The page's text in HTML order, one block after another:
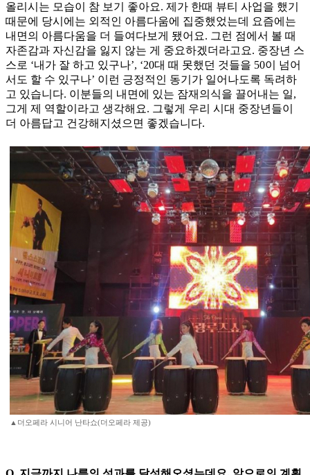
올리시는 모습이 참 보기 좋아요. 제가 한때 뷰티 사업을 했기
때문에 당시에는 외적인 아름다움에 집중했었는데 요즘에는
내면의 아름다움을 더 들여다보게 됐어요. 그런 점에서 볼 때
자존감과 자신감을 잃지 않는 게 중요하겠더라고요. 중장년 스
스로 ‘내가 잘 하고 있구나’, ‘20대 때 못했던 것들을 50이 넘어
서도 할 수 있구나’ 이런 긍정적인 동기가 일어나도록 독려하
고 있습니다. 이분들의 내면에 있는 잠재의식을 끌어내는 일,
그게 제 역할이라고 생각해요. 그렇게 우리 시대 중장년들이
더 아름답고 건강해지셨으면 좋겠습니다.
▲더오페라 시니어 난타쇼(더오페라 제공)